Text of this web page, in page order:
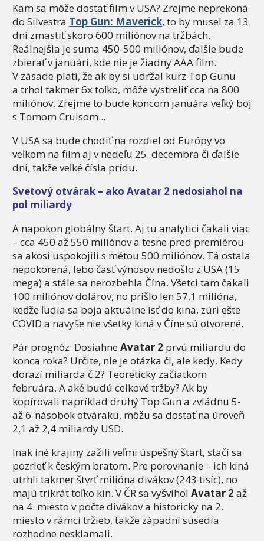
Kam sa môže dostať film v USA? Zrejme neprekoná
do Silvestra Top Gun: Maverick, to by musel za 13
dní zmastiť skoro 600 miliónov na tržbách.
Reálnejšia je suma 450-500 miliónov, ďalšie bude
zbierať v januári, kde nie je žiadny AAA film.
V zásade platí, že ak by si udržal kurz Top Gunu
a trhol takmer 6x toľko, môže vystreliť cca na 800
miliónov. Zrejme to bude koncom januára veľký boj
s Tomom Cruisom...
V USA sa bude chodiť na rozdiel od Európy vo
veľkom na film aj v nedeľu 25. decembra či ďalšie
dni, takže veľké čísla prídu.
Svetový otvárak – ako Avatar 2 nedosiahol na
pol miliardy
A napokon globálny štart. Aj tu analytici čakali viac
– cca 450 až 550 miliónov a tesne pred premiérou
sa akosi uspokojili s métou 500 miliónov. Tá ostala
nepokorená, lebo časť výnosov nedošlo z USA (15
mega) a stále sa nerozbehla Čína. Všetci tam čakali
100 miliónov dolárov, no prišlo len 57,1 milióna,
keďže ľudia sa boja aktuálne ísť do kina, zúri ešte
COVID a navyše nie všetky kiná v Číne sú otvorené.
Pár prognóz: Dosiahne Avatar 2 prvú miliardu do
konca roka? Určite, nie je otázka či, ale kedy. Kedy
dorazí miliarda č.2? Teoreticky začiatkom
februára. A aké budú celkové tržby? Ak by
kopírovali napríklad druhý Top Gun a zvládnu 5-
až 6-násobok otváraku, môžu sa dostať na úroveň
2,1 až 2,4 miliardy USD.
Inak iné krajiny zažili veľmi úspešný štart, stačí sa
pozrieť k českým bratom. Pre porovnanie – ich kiná
utrhli takmer štvrť milióna divákov (243 tisíc), no
majú trikrát toľko kín. V ČR sa vyšvihol Avatar 2 až
na 4. miesto v počte divákov a historicky na 2.
miesto v rámci tržieb, takže západní susedia
rozhodne nesklamali.